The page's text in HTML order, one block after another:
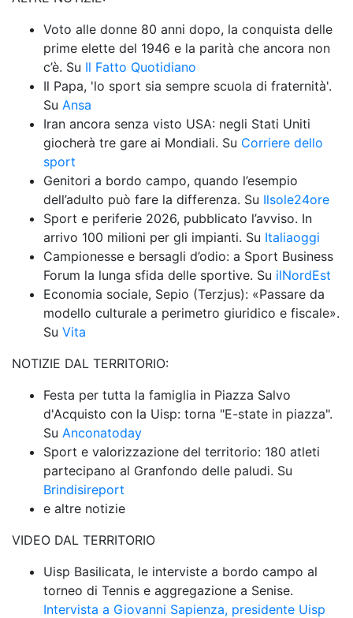
Voto alle donne 80 anni dopo, la conquista delle
prime elette del 1946 e la parità che ancora non
c’è. Su Il Fatto Quotidiano
Il Papa, 'lo sport sia sempre scuola di fraternità'.
Su Ansa
Iran ancora senza visto USA: negli Stati Uniti
giocherà tre gare ai Mondiali. Su Corriere dello
sport
Genitori a bordo campo, quando l’esempio
dell’adulto può fare la differenza. Su Ilsole24ore
Sport e periferie 2026, pubblicato l’avviso. In
arrivo 100 milioni per gli impianti. Su Italiaoggi
Campionesse e bersagli d’odio: a Sport Business
Forum la lunga sfida delle sportive. Su ilNordEst
Economia sociale, Sepio (Terzjus): «Passare da
modello culturale a perimetro giuridico e fiscale».
Su Vita
NOTIZIE DAL TERRITORIO:
Festa per tutta la famiglia in Piazza Salvo
d'Acquisto con la Uisp: torna "E-state in piazza".
Su Anconatoday
Sport e valorizzazione del territorio: 180 atleti
Brindisireport
e altre notizie
VIDEO DAL TERRITORIO
Uisp Basilicata, le interviste a bordo campo al
Intervista a Giovanni Sapienza, presidente Uisp